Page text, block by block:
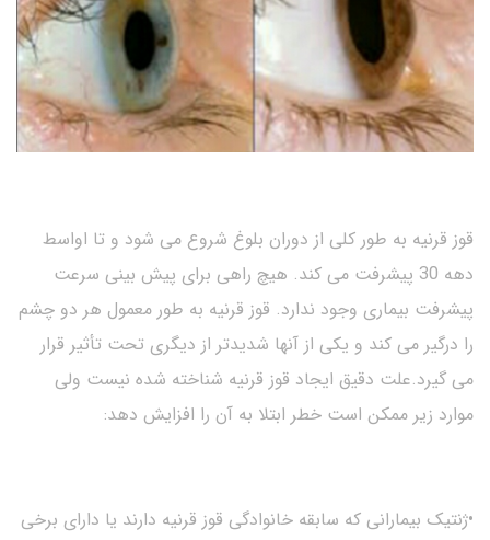
قوز قرنیه به طور کلی از دوران بلوغ شروع می شود و تا اواسط
دهه 30 پیشرفت می کند. هیچ راهی برای پیش بینی سرعت
پیشرفت بیماری وجود ندارد. قوز قرنیه به طور معمول هر دو چشم
را درگیر می کند و یکی از آنها شدیدتر از دیگری تحت تأثیر قرار
می گیرد.علت دقیق ایجاد قوز قرنیه شناخته شده نیست ولی
موارد زیر ممکن است خطر ابتلا به آن را افزایش دهد:
•ژنتیک بیمارانی که سابقه خانوادگی قوز قرنیه دارند یا دارای برخی